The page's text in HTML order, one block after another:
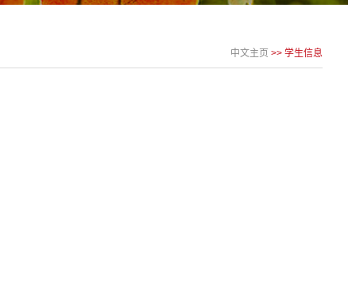
中文主页 >> 学生信息